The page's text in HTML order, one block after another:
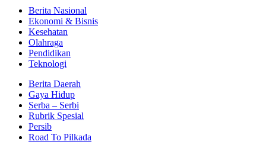
Berita Nasional
Ekonomi & Bisnis
Kesehatan
Olahraga
Pendidikan
Teknologi
Berita Daerah
Gaya Hidup
Serba – Serbi
Rubrik Spesial
Persib
Road To Pilkada